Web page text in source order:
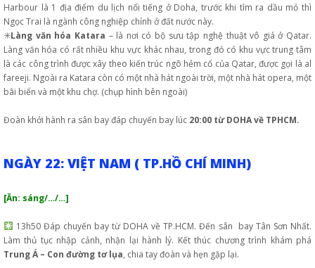
Harbour là 1 địa điểm du lịch nổi tiếng ở Doha, trước khi tìm ra dầu mỏ thì
Ngọc Trai là ngành công nghiệp chính ở đất nước này.
✳️Làng văn hóa Katara – là nơi có bộ sưu tập nghệ thuật vô giá ở Qatar.
Làng văn hóa có rất nhiều khu vực khác nhau, trong đó có khu vực trung tâm
là các công trình được xây theo kiến trúc ngõ hẻm cổ của Qatar, được gọi là al
fareeji. Ngoài ra Katara còn có một nhà hát ngoài trời, một nhà hát opera, một
bãi biển và một khu chợ. (chụp hình bên ngoài)
Đoàn khởi hành ra sân bay đáp chuyến bay lúc 20:00 từ DOHA về TPHCM.
NGÀY 22: VIỆT NAM ( TP.HỒ CHÍ MINH)
[Ăn: sáng/…/…]
13h50 Đáp chuyến bay từ DOHA về TP.HCM. Đến sân bay Tân Sơn Nhất.
Làm thủ tục nhập cảnh, nhận lại hành lý. Kết thúc chương trình khám phá
Trung Á – Con đường tơ lụa, chia tay đoàn và hẹn gặp lại.